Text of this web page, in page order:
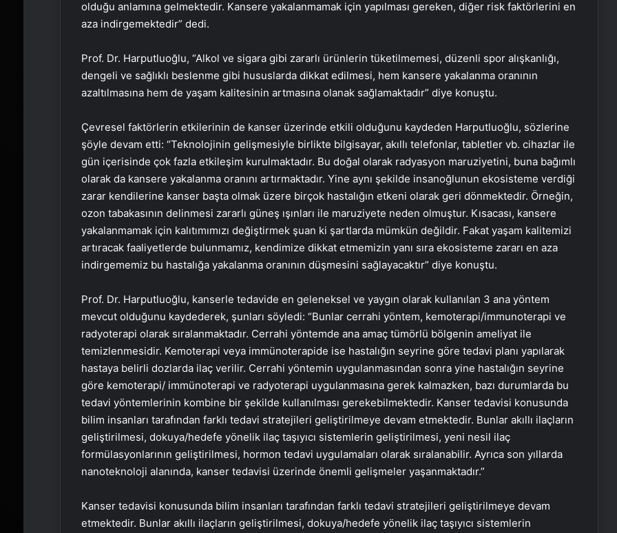
olduğu anlamına gelmektedir. Kansere yakalanmamak için yapılması gereken, diğer risk faktörlerini en
aza indirgemektedir” dedi.
Prof. Dr. Harputluoğlu, “Alkol ve sigara gibi zararlı ürünlerin tüketilmemesi, düzenli spor alışkanlığı,
dengeli ve sağlıklı beslenme gibi hususlarda dikkat edilmesi, hem kansere yakalanma oranının
azaltılmasına hem de yaşam kalitesinin artmasına olanak sağlamaktadır” diye konuştu.
Çevresel faktörlerin etkilerinin de kanser üzerinde etkili olduğunu kaydeden Harputluoğlu, sözlerine
şöyle devam etti: “Teknolojinin gelişmesiyle birlikte bilgisayar, akıllı telefonlar, tabletler vb. cihazlar ile
gün içerisinde çok fazla etkileşim kurulmaktadır. Bu doğal olarak radyasyon maruziyetini, buna bağımlı
olarak da kansere yakalanma oranını artırmaktadır. Yine aynı şekilde insanoğlunun ekosisteme verdiği
zarar kendilerine kanser başta olmak üzere birçok hastalığın etkeni olarak geri dönmektedir. Örneğin,
ozon tabakasının delinmesi zararlı güneş ışınları ile maruziyete neden olmuştur. Kısacası, kansere
yakalanmamak için kalıtımımızı değiştirmek şuan ki şartlarda mümkün değildir. Fakat yaşam kalitemizi
artıracak faaliyetlerde bulunmamız, kendimize dikkat etmemizin yanı sıra ekosisteme zararı en aza
indirgememiz bu hastalığa yakalanma oranının düşmesini sağlayacaktır” diye konuştu.
Prof. Dr. Harputluoğlu, kanserle tedavide en geleneksel ve yaygın olarak kullanılan 3 ana yöntem
mevcut olduğunu kaydederek, şunları söyledi: “Bunlar cerrahi yöntem, kemoterapi/immunoterapi ve
radyoterapi olarak sıralanmaktadır. Cerrahi yöntemde ana amaç tümörlü bölgenin ameliyat ile
temizlenmesidir. Kemoterapi veya immünoterapide ise hastalığın seyrine göre tedavi planı yapılarak
hastaya belirli dozlarda ilaç verilir. Cerrahi yöntemin uygulanmasından sonra yine hastalığın seyrine
göre kemoterapi/ immünoterapi ve radyoterapi uygulanmasına gerek kalmazken, bazı durumlarda bu
tedavi yöntemlerinin kombine bir şekilde kullanılması gerekebilmektedir. Kanser tedavisi konusunda
bilim insanları tarafından farklı tedavi stratejileri geliştirilmeye devam etmektedir. Bunlar akıllı ilaçların
geliştirilmesi, dokuya/hedefe yönelik ilaç taşıyıcı sistemlerin geliştirilmesi, yeni nesil ilaç
formülasyonlarının geliştirilmesi, hormon tedavi uygulamaları olarak sıralanabilir. Ayrıca son yıllarda
nanoteknoloji alanında, kanser tedavisi üzerinde önemli gelişmeler yaşanmaktadır.”
Kanser tedavisi konusunda bilim insanları tarafından farklı tedavi stratejileri geliştirilmeye devam
etmektedir. Bunlar akıllı ilaçların geliştirilmesi, dokuya/hedefe yönelik ilaç taşıyıcı sistemlerin